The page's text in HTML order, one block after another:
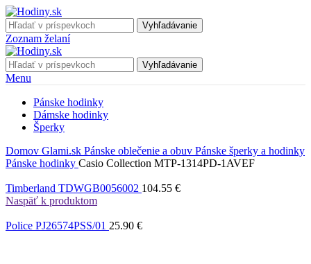
Vyhľadávanie
Zoznam želaní
Vyhľadávanie
Menu
Pánske hodinky
Dámske hodinky
Šperky
Domov Glami.sk Pánske oblečenie a obuv Pánske šperky a hodinky
Pánske hodinky Casio Collection MTP-1314PD-1AVEF
Timberland TDWGB0056002 104.55 €
Naspäť k produktom
Police PJ26574PSS/01 25.90 €